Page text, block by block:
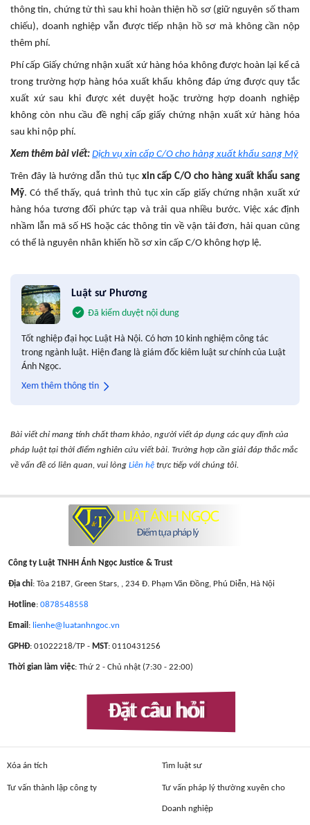
thông tin, chứng từ thì sau khi hoàn thiện hồ sơ (giữ nguyên số tham
chiếu), doanh nghiệp vẫn được tiếp nhận hồ sơ mà không cần nộp
thêm phí.
Phí cấp Giấy chứng nhận xuất xứ hàng hóa không được hoàn lại kể cả
trong trường hợp hàng hóa xuất khẩu không đáp ứng được quy tắc
xuất xứ sau khi được xét duyệt hoặc trường hợp doanh nghiệp
không còn nhu cầu đề nghị cấp giấy chứng nhận xuất xứ hàng hóa
sau khi nộp phí.
Xem thêm bài viết: Dịch vụ xin cấp C/O cho hàng xuất khẩu sang Mỹ
Trên đây là hướng dẫn thủ tục xin cấp C/O cho hàng xuất khẩu sang
Mỹ. Có thể thấy, quá trình thủ tục xin cấp giấy chứng nhận xuất xứ
hàng hóa tương đối phức tạp và trải qua nhiều bước. Việc xác định
nhầm lẫn mã số HS hoặc các thông tin về vận tải đơn, hải quan cũng
có thể là nguyên nhân khiến hồ sơ xin cấp C/O không hợp lệ.
Luật sư Phương
Đã kiểm duyệt nội dung
Tốt nghiệp đại học Luật Hà Nội. Có hơn 10 kinh nghiệm công tác
trong ngành luật. Hiện đang là giám đốc kiêm luật sư chính của Luật
Ánh Ngọc.
Xem thêm thông tin
Bài viết chỉ mang tính chất tham khảo, người viết áp dụng các quy định của
pháp luật tại thời điểm nghiên cứu viết bài. Trường hợp cần giải đáp thắc mắc
về vấn đề có liên quan, vui lòng Liên hệ trực tiếp với chúng tôi.
Công ty Luật TNHH Ánh Ngọc Justice & Trust
Địa chỉ: Tòa 21B7, Green Stars, , 234 Đ. Phạm Văn Đồng, Phú Diễn, Hà Nội
Hotline: 0878548558
Email : lienhe@luatanhngoc.vn
GPHĐ: 01022218/TP - MST: 0110431256
Thời gian làm việc: Thứ 2 - Chủ nhật (7:30 - 22:00)
Đặt câu hỏi
Xóa án tích Tìm luật sư
Tư vấn thành lập công ty Tư vấn pháp lý thường xuyên cho
Doanh nghiệp